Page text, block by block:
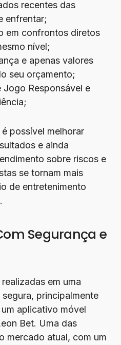
recentes das
enfrentar;
em confrontos diretos
nível;
e apenas valores
seu orçamento;
Jogo Responsável e
possível melhorar
e ainda
sobre riscos e
se tornam mais
de entretenimento
Segurança e
em uma
principalmente
aplicativo móvel
Bet. Uma das
mercado atual, com um